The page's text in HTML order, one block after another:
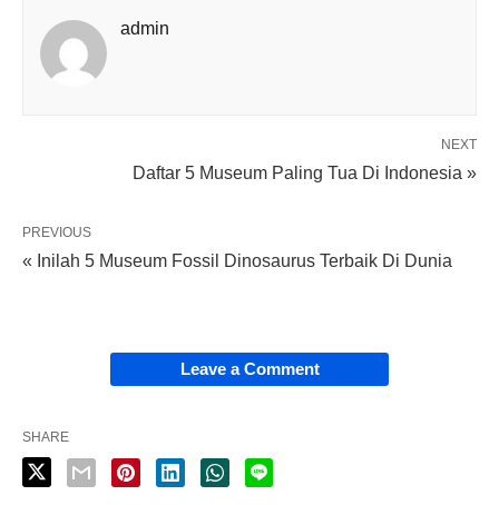
admin
NEXT
Daftar 5 Museum Paling Tua Di Indonesia »
PREVIOUS
« Inilah 5 Museum Fossil Dinosaurus Terbaik Di Dunia
Leave a Comment
SHARE